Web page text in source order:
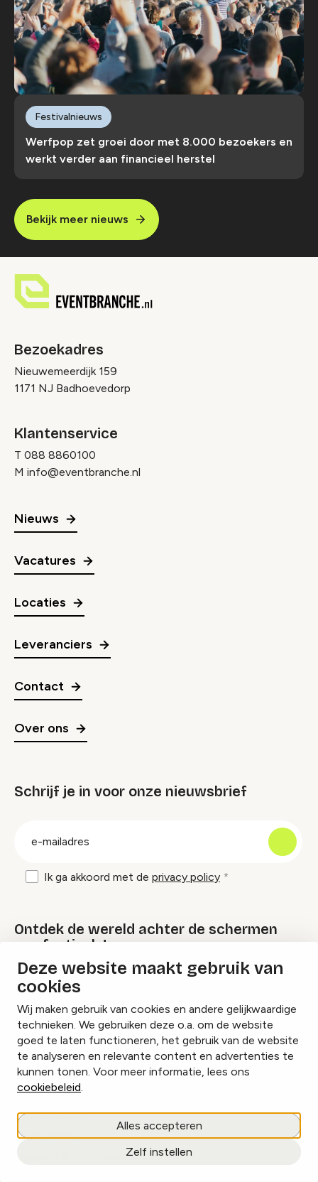
Deze website maakt gebruik van
cookies
Wij maken gebruik van cookies en andere gelijkwaardige
technieken. We gebruiken deze o.a. om de website
goed te laten functioneren, het gebruik van de website
te analyseren en relevante content en advertenties te
kunnen tonen. Voor meer informatie, lees ons
cookiebeleid.
Alles accepteren
Zelf instellen
Werfpop zet groei door met 8.000 bezoekers en
werkt verder aan financieel herstel
Festivalnieuws
Bekijk meer nieuws
Bezoekadres
Nieuwemeerdijk 159
1171 NJ Badhoevedorp
Klantenservice
T 088 8860100
M info@eventbranche.nl
Nieuws
Vacatures
Locaties
Leveranciers
Contact
Over ons
Schrijf je in voor onze nieuwsbrief
Ik ga akkoord met de privacy policy
Ontdek de wereld achter de schermen
van festivals!
Lees onze Festival Specials
InstagramFacebookLinkedIn
Cookies beheren
Privacy policy
copyright © 2026 Eventbranche.nl